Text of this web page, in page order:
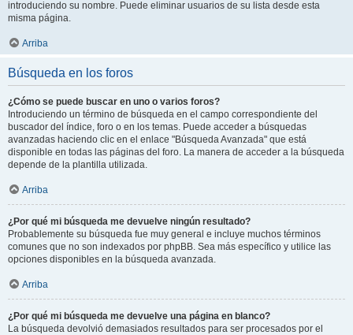
introduciendo su nombre. Puede eliminar usuarios de su lista desde esta
misma página.
Arriba
Búsqueda en los foros
¿Cómo se puede buscar en uno o varios foros?
Introduciendo un término de búsqueda en el campo correspondiente del
buscador del índice, foro o en los temas. Puede acceder a búsquedas
avanzadas haciendo clic en el enlace "Búsqueda Avanzada" que está
disponible en todas las páginas del foro. La manera de acceder a la búsqueda
depende de la plantilla utilizada.
Arriba
¿Por qué mi búsqueda me devuelve ningún resultado?
Probablemente su búsqueda fue muy general e incluye muchos términos
comunes que no son indexados por phpBB. Sea más específico y utilice las
opciones disponibles en la búsqueda avanzada.
Arriba
¿Por qué mi búsqueda me devuelve una página en blanco?
La búsqueda devolvió demasiados resultados para ser procesados por el